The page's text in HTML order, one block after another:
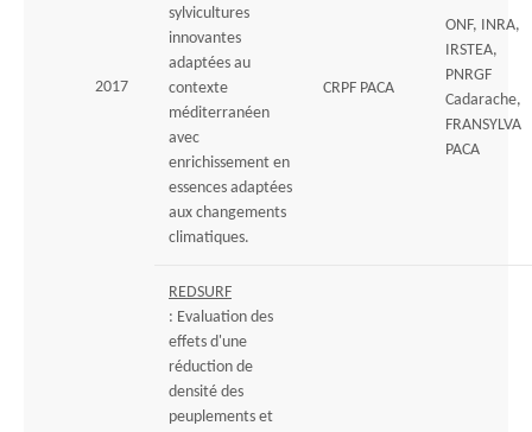
2017
sylvicultures
innovantes
adaptées au
contexte
méditerranéen
avec
enrichissement en
essences adaptées
aux changements
climatiques.
CRPF PACA
ONF, INRA,
IRSTEA,
PNRGF
Cadarache,
FRANSYLVA
PACA
REDSURF
: Evaluation des
effets d'une
réduction de
densité des
peuplements et